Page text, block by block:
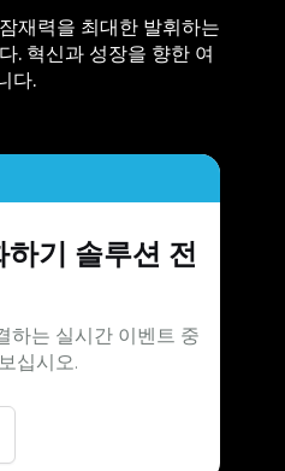
재력을 최대한 발휘하는
. 혁신과 성장을 향한 여
다.
기 솔루션 전
하는 실시간 이벤트 중
십시오.